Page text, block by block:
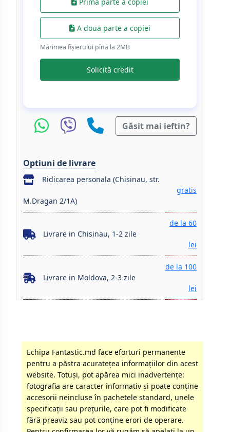
A doua parte a copiei
Mărimea fișierului pînă la 2МB
Solicită credit
Găsit mai ieftin?
Optiuni de livrare
Ridicarea personala (Chisinau, str.
M.Dragan 2/1A)
gratis
Livrare in Chisinau, 1-2 zile
de la 60
lei
Livrare in Moldova, 2-3 zile
de la 100
lei
Echipa Fantastic.md face eforturi permanente
pentru a păstra acurateţea informaţiilor din acest
website. Totuși, pot apărea mici inadvertenţe:
fotografia are caracter informativ şi poate conţine
accesorii neincluse în pachetele standard, unele
specificaţii sau preţurile, care pot fi modificate
fără preaviz sau pot conţine erori de operare.